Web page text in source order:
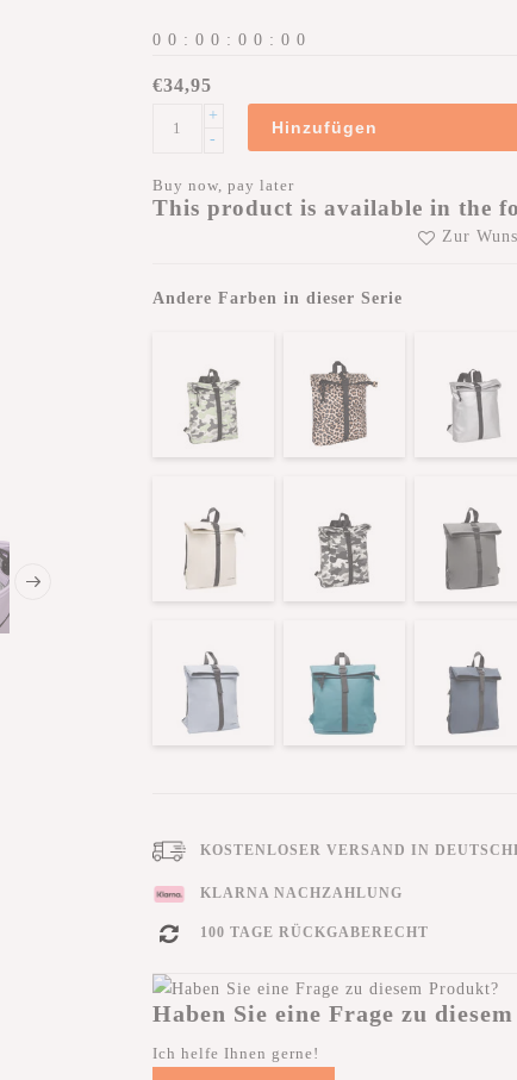
0 0 : 0 0 : 0 0 : 0 0
€34,95
+
-
Hinzufügen
Buy now, pay later
This product is available in the
Zur
Andere Farben in dieser Serie
KOSTENLOSER VERSAND IN
KLARNA NACHZAHLUNG
100 TAGE RÜCKGABERECHT
Haben Sie eine Frage zu
Ich helfe Ihnen gerne!